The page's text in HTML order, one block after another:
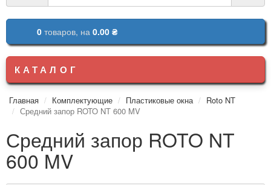
0 товаров, на 0.00 ₴
КАТАЛОГ
Главная Комплектующие Пластиковые окна
Roto NT
Средний запор ROTO NT 600 MV
Средний запор ROTO NT
600 MV